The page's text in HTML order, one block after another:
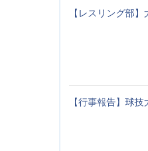
【レスリング部
【行事報告】球技